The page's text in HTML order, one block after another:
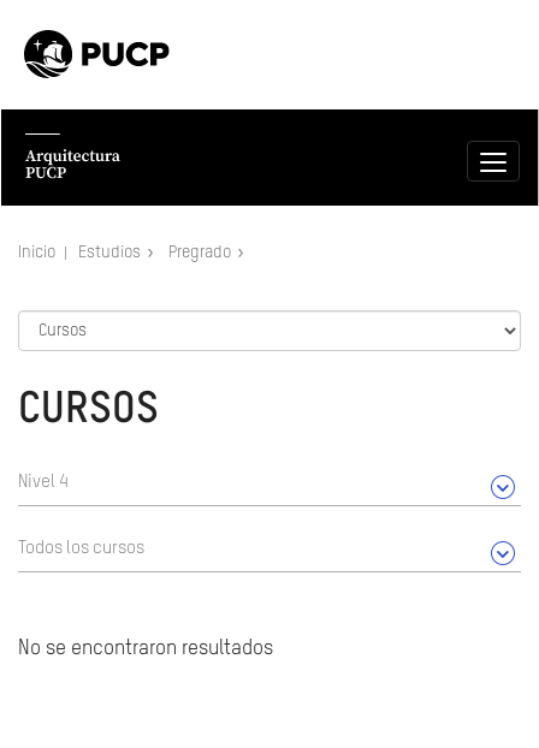
Inicio Estudios Pregrado
CURSOS
Nivel 4
Todos los cursos
No se encontraron resultados